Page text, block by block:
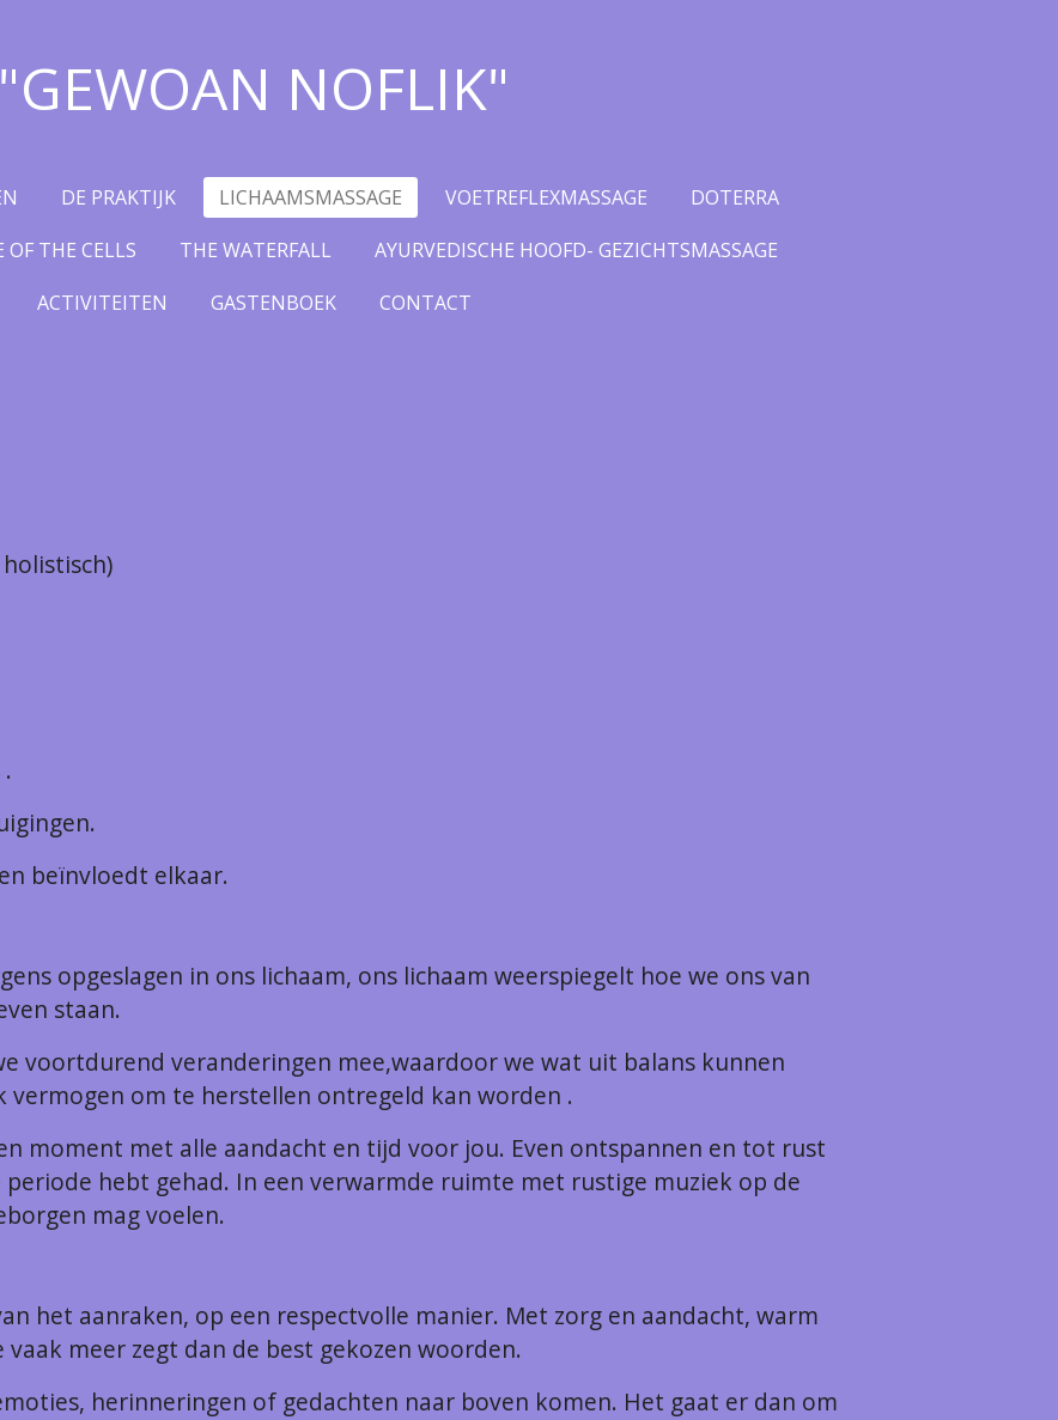
"GEWOAN NOFLIK"
DE PRAKTIJK LICHAAMSMASSAGE VOETREFLEXMASSAGE
DOTERRA
OF THE CELLS THE WATERFALL
AYURVEDISCHE HOOFD- GEZICHTSMASSAGE
ACTIVITEITEN
GASTENBOEK CONTACT
= je gedachten.
= je levensovertuigingen.
beïnvloedt elkaar.
opgeslagen in ons lichaam, ons lichaam weerspiegelt hoe we ons van
staan.
voortdurend veranderingen mee,waardoor we wat uit balans kunnen
om te herstellen ontregeld kan worden .
moment met alle aandacht en tijd voor jou. Even ontspannen en tot rust
hebt gehad. In een verwarmde ruimte met rustige muziek op de
mag voelen.
het aanraken, op een respectvolle manier. Met zorg en aandacht, warm
meer zegt dan de best gekozen woorden.
herinneringen of gedachten naar boven komen. Het gaat er dan om